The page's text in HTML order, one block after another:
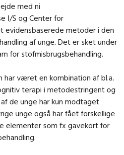
med ni
I/S og Center for
evidensbaserede metoder i den
af unge. Det er sket under
for stofmisbrugsbehandling.
har været en kombination af bl.a.
terapi i metodestringent og
de unge har kun modtaget
unge også har fået forskellige
elementer som fx gavekort for